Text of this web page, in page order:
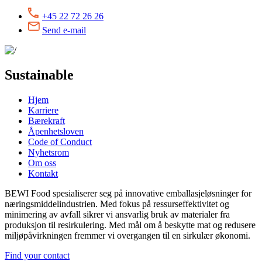
+45 22 72 26 26
Send e-mail
Sustainable
Hjem
Karriere
Bærekraft
Åpenhetsloven
Code of Conduct
Nyhetsrom
Om oss
Kontakt
BEWI Food spesialiserer seg på innovative emballasjeløsninger for
næringsmiddelindustrien. Med fokus på ressurseffektivitet og
minimering av avfall sikrer vi ansvarlig bruk av materialer fra
produksjon til resirkulering. Med mål om å beskytte mat og redusere
miljøpåvirkningen fremmer vi overgangen til en sirkulær økonomi.
Find your contact